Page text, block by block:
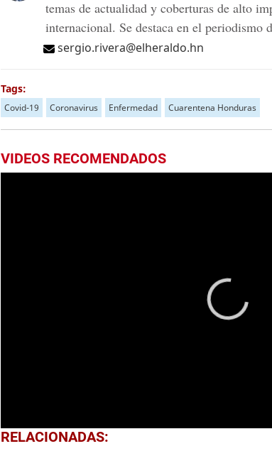
temas de actualidad y coberturas de alto
internacional. Se destaca en el periodismo
sergio.rivera@elheraldo.hn
Tags:
Covid-19 Coronavirus Enfermedad Cuarentena Honduras
VIDEOS RECOMENDADOS
0
seconds
RELACIONADAS: